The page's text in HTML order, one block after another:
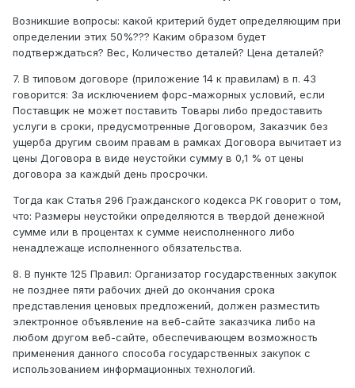
Возникшие вопросы: какой критерий будет определяющим при
определении этих 50%??? Каким образом будет
подтверждаться? Вес, Количество деталей? Цена деталей?
7. В типовом договоре (приложение 14 к правилам) в п. 43
говорится: За исключением форс-мажорных условий, если
Поставщик не может поставить Товары либо предоставить
услуги в сроки, предусмотренные Договором, Заказчик без
ущерба другим своим правам в рамках Договора вычитает из
цены Договора в виде неустойки сумму в 0,1 % от цены
договора за каждый день просрочки.
Тогда как Статья 296 Гражданского кодекса РК говорит о том,
что: Размеры неустойки определяются в твердой денежной
сумме или в процентах к сумме неисполненного либо
ненадлежаще исполненного обязательства.
8. В пункте 125 Правил: Организатор государственных закупок
не позднее пяти рабочих дней до окончания срока
представления ценовых предложений, должен разместить
электронное объявление на веб-сайте заказчика либо на
любом другом веб-сайте, обеспечивающем возможность
применения данного способа государственных закупок с
использованием информационных технологий.